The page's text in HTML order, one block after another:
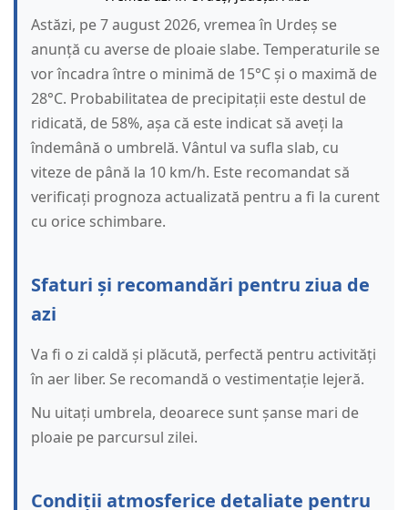
Astăzi, pe 7 august 2026, vremea în Urdeș se
anunță cu averse de ploaie slabe. Temperaturile se
vor încadra între o minimă de 15°C și o maximă de
28°C. Probabilitatea de precipitații este destul de
ridicată, de 58%, așa că este indicat să aveți la
îndemână o umbrelă. Vântul va sufla slab, cu
viteze de până la 10 km/h. Este recomandat să
verificați prognoza actualizată pentru a fi la curent
cu orice schimbare.
Sfaturi și recomandări pentru ziua de
azi
Va fi o zi caldă și plăcută, perfectă pentru activități
în aer liber. Se recomandă o vestimentație lejeră.
Nu uitați umbrela, deoarece sunt șanse mari de
ploaie pe parcursul zilei.
Condiții atmosferice detaliate pentru